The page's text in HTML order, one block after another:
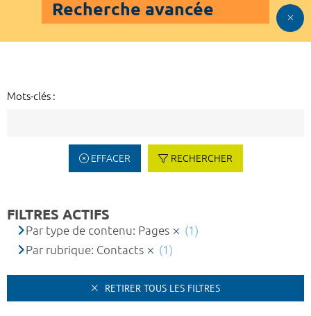
Recherche avancée
Mots-clés :
EFFACER RECHERCHER
FILTRES ACTIFS
Par type de contenu: Pages
(1)
Par rubrique: Contacts
(1)
RETIRER TOUS LES FILTRES